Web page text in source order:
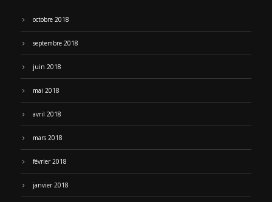
octobre 2018
septembre 2018
juin 2018
mai 2018
avril 2018
mars 2018
février 2018
janvier 2018